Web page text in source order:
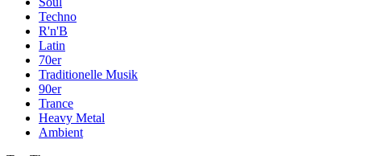
Techno
R'n'B
Latin
70er
Traditionelle Musik
90er
Trance
Heavy Metal
Ambient